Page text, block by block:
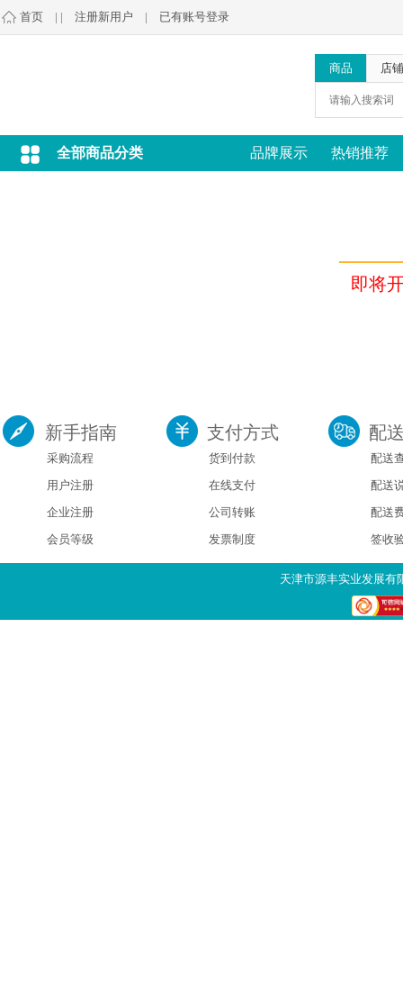
首页 | | 注册新用户 | 已有账号登录
商品 店铺
全部商品分类 品牌展示 热销推荐
即将
新手指南
采购流程
用户注册
企业注册
会员等级
支付方式
货到付款
在线支付
公司转账
发票制度
配
配送
配送
配送
签收
天津市源丰实业发展